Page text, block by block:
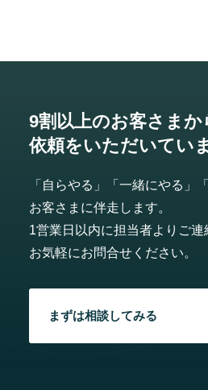
9割以上のお客さまか
依頼をいただいてい
「自らやる」「一緒にやる」
お客さまに伴走します。
1営業日以内に担当者よりご連
お気軽にお問合せください。
まずは相談してみる